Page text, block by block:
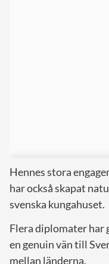
Hennes stora
har också skapat
svenska kungahuset.
Flera diplomater har
en genuin vän till
mellan länderna.